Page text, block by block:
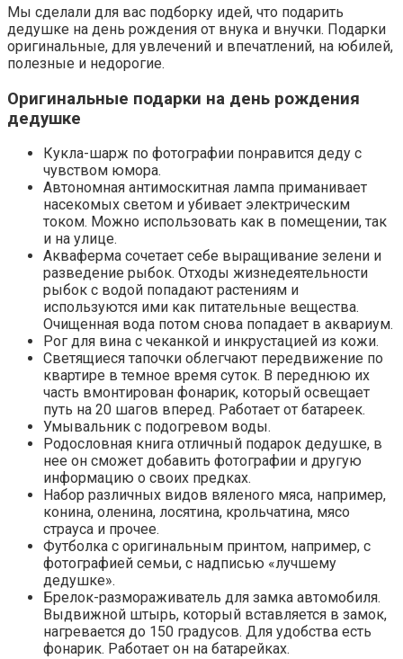
Мы сделали для вас подборку идей, что подарить
дедушке на день рождения от внука и внучки. Подарки
оригинальные, для увлечений и впечатлений, на юбилей,
полезные и недорогие.
Оригинальные подарки на день рождения
дедушке
Кукла-шарж по фотографии понравится деду с
чувством юмора.
Автономная антимоскитная лампа приманивает
насекомых светом и убивает электрическим
током. Можно использовать как в помещении, так
и на улице.
Акваферма сочетает себе выращивание зелени и
разведение рыбок. Отходы жизнедеятельности
рыбок с водой попадают растениям и
используются ими как питательные вещества.
Очищенная вода потом снова попадает в аквариум.
Рог для вина с чеканкой и инкрустацией из кожи.
Светящиеся тапочки облегчают передвижение по
квартире в темное время суток. В переднюю их
часть вмонтирован фонарик, который освещает
путь на 20 шагов вперед. Работает от батареек.
Умывальник с подогревом воды.
Родословная книга отличный подарок дедушке, в
нее он сможет добавить фотографии и другую
информацию о своих предках.
Набор различных видов вяленого мяса, например,
конина, оленина, лосятина, крольчатина, мясо
страуса и прочее.
Футболка с оригинальным принтом, например, с
фотографией семьи, с надписью «лучшему
дедушке».
Брелок-размораживатель для замка автомобиля.
Выдвижной штырь, который вставляется в замок,
нагревается до 150 градусов. Для удобства есть
фонарик. Работает он на батарейках.